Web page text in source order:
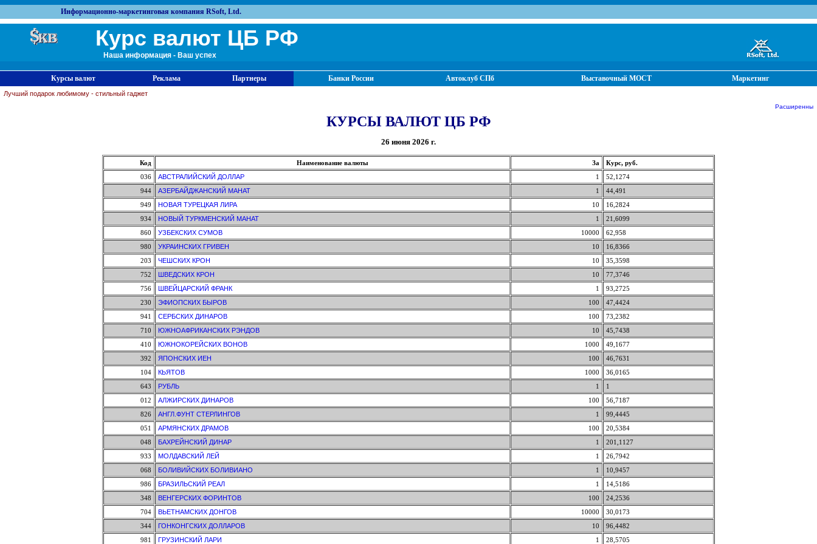
Информационно-маркетинговая компания RSoft, Ltd.
Курс валют ЦБ РФ
Наша информация - Ваш успех
Курсы валют Реклама Партнеры Банки России Автоклуб СПб Выставочный МОСТ Маркетинг
Лучший подарок любимому - стильный гаджет
Расширенные
КУРСЫ ВАЛЮТ ЦБ РФ
26 июня 2026 г.
Код Наименование валюты За
Курс, руб.
036
АВСТРАЛИЙСКИЙ ДОЛЛАР 1
52,1274
944
АЗЕРБАЙДЖАНСКИЙ МАНАТ 1
44,491
949
НОВАЯ ТУРЕЦКАЯ ЛИРА 10
16,2824
934
НОВЫЙ ТУРКМЕНСКИЙ МАНАТ 1
21,6099
860
УЗБЕКСКИХ СУМОВ 10000
62,958
980
УКРАИНСКИХ ГРИВЕН 10
16,8366
203
ЧЕШСКИХ КРОН 10
35,3598
752
ШВЕДСКИХ КРОН 10
77,3746
756
ШВЕЙЦАРСКИЙ ФРАНК 1
93,2725
230
ЭФИОПСКИХ БЫРОВ 100
47,4424
941
СЕРБСКИХ ДИНАРОВ 100
73,2382
710
ЮЖНОАФРИКАНСКИХ РЭНДОВ 10
45,7438
410
ЮЖНОКОРЕЙСКИХ ВОНОВ 1000
49,1677
392
ЯПОНСКИХ ИЕН 100
46,7631
104
КЬЯТОВ 1000
36,0165
643
РУБЛЬ 1
1
012
АЛЖИРСКИХ ДИНАРОВ 100
56,7187
826
АНГЛ.ФУНТ СТЕРЛИНГОВ 1
99,4445
051
АРМЯНСКИХ ДРАМОВ 100
20,5384
048
БАХРЕЙНСКИЙ ДИНАР 1
201,1127
933
МОЛДАВСКИЙ ЛЕЙ 1
26,7942
068
БОЛИВИЙСКИХ БОЛИВИАНО 1
10,9457
986
БРАЗИЛЬСКИЙ РЕАЛ 1
14,5186
348
ВЕНГЕРСКИХ ФОРИНТОВ 100
24,2536
704
ВЬЕТНАМСКИХ ДОНГОВ 10000
30,0173
344
ГОНКОНГСКИХ ДОЛЛАРОВ 10
96,4482
981
ГРУЗИНСКИЙ ЛАРИ 1 28,5705